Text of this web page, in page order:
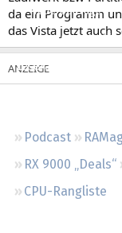
Neue Beiträge
Neueste
Leserartikel
Podcast
RX 9000 „Deals“
CPU-Rangliste
da ein Programm
das Vista jetzt auch